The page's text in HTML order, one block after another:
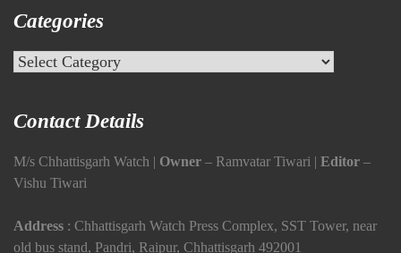
Categories
Categories
Contact Details
M/s Chhattisgarh Watch | Owner – Ramvatar Tiwari | Editor –
Vishu Tiwari
Address : Chhattisgarh Watch Press Complex, SST Tower, near
old bus stand, Pandri, Raipur, Chhattisgarh 492001